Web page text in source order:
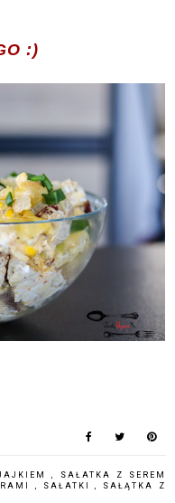
:)
,
SAŁATKA Z SEREM
, SAŁATKI, SAŁĄTKA Z